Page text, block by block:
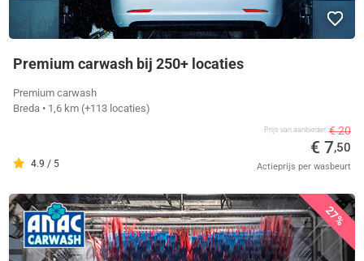
Premium carwash bij 250+ locaties
Premium carwash
Breda • 1,6 km (+113 locaties)
4.9 / 5
Prijs van aanbieder € 20
€ 7,50
Actieprijs per wasbeurt
27%